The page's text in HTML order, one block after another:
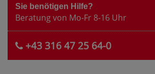
Sie benötigen Hilfe?
Beratung von Mo-Fr 8-16 Uhr
+43 316 47 25 64-0